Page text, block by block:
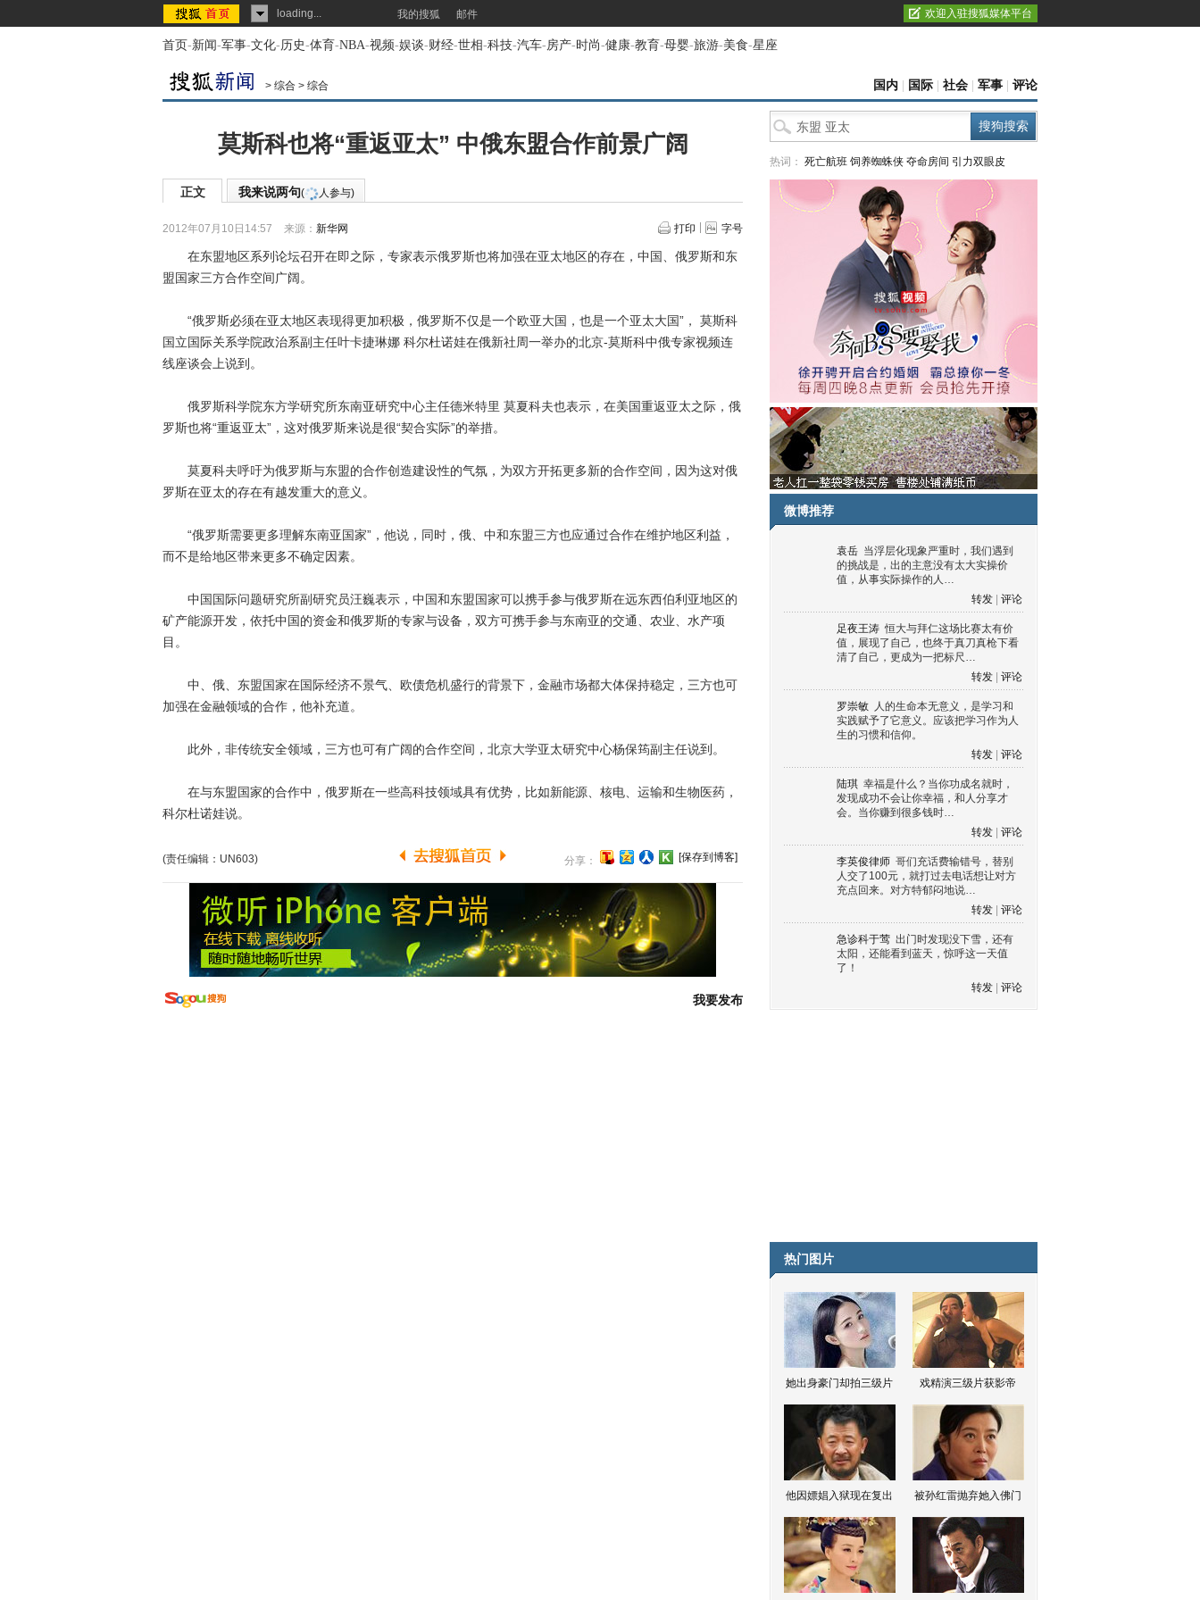
loading... 我的搜狐 邮件 欢迎入驻搜狐媒体平台
首页-新闻-军事-文化-历史-体育-NBA-视频-娱谈-财经-世相-科技-汽车-房产-时尚-健康-教育-母婴-旅游-美食-星座
> 综合 > 综合 国内 国际 社会 军事 评论
莫斯科也将“重返亚太” 中俄东盟合作前景广阔
正文 我来说两句( 人参与)
2012年07月10日14:57 来源： 新华网 打印 字号
在东盟地区系列论坛召开在即之际，专家表示俄罗斯也将加强在亚太地区的存在，中国、俄罗斯和东
盟国家三方合作空间广阔。
“俄罗斯必须在亚太地区表现得更加积极，俄罗斯不仅是一个欧亚大国，也是一个亚太大国”， 莫斯科
国立国际关系学院政治系副主任叶卡捷琳娜 科尔杜诺娃在俄新社周一举办的北京-莫斯科中俄专家视频连
线座谈会上说到。
俄罗斯科学院东方学研究所东南亚研究中心主任德米特里 莫夏科夫也表示，在美国重返亚太之际，俄
罗斯也将“重返亚太”，这对俄罗斯来说是很“契合实际”的举措。
莫夏科夫呼吁为俄罗斯与东盟的合作创造建设性的气氛，为双方开拓更多新的合作空间，因为这对俄
罗斯在亚太的存在有越发重大的意义。
“俄罗斯需要更多理解东南亚国家”，他说，同时，俄、中和东盟三方也应通过合作在维护地区利益，
而不是给地区带来更多不确定因素。
中国国际问题研究所副研究员汪巍表示，中国和东盟国家可以携手参与俄罗斯在远东西伯利亚地区的
矿产能源开发，依托中国的资金和俄罗斯的专家与设备，双方可携手参与东南亚的交通、农业、水产项
目。
中、俄、东盟国家在国际经济不景气、欧债危机盛行的背景下，金融市场都大体保持稳定，三方也可
加强在金融领域的合作，他补充道。
此外，非传统安全领域，三方也可有广阔的合作空间，北京大学亚太研究中心杨保筠副主任说到。
在与东盟国家的合作中，俄罗斯在一些高科技领域具有优势，比如新能源、核电、运输和生物医药，
科尔杜诺娃说。
(责任编辑：UN603) 分享： [保存到博客]
我要发布
热词： 死亡航班 饲养蜘蛛侠 夺命房间 引力双眼皮
微博推荐
袁岳 当浮层化现象严重时，我们遇到
的挑战是，出的主意没有太大实操价
值，从事实际操作的人…
转发
评论
足夜王涛 恒大与拜仁这场比赛太有价
值，展现了自己，也终于真刀真枪下看
清了自己，更成为一把标尺…
转发
评论
罗崇敏 人的生命本无意义，是学习和
实践赋予了它意义。应该把学习作为人
生的习惯和信仰。
转发
评论
陆琪 幸福是什么？当你功成名就时，
发现成功不会让你幸福，和人分享才
会。当你赚到很多钱时…
转发
评论
李英俊律师 哥们充话费输错号，替别
人交了100元，就打过去电话想让对方
充点回来。对方特郁闷地说…
转发
评论
急诊科于莺 出门时发现没下雪，还有
太阳，还能看到蓝天，惊呼这一天值
了！
转发
评论
热门图片
她出身豪门却拍三级片 戏精演三级片获影帝
他因嫖娼入狱现在复出 被孙红雷抛弃她入佛门